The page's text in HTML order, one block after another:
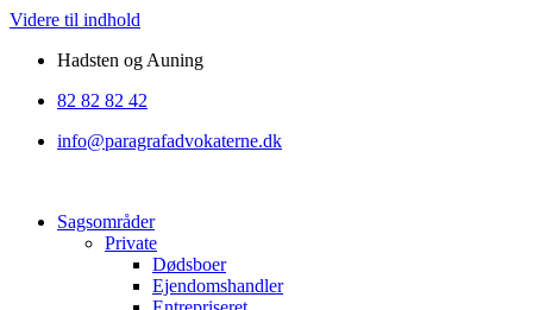
Videre til indhold
Hadsten og Auning
82 82 82 42
info@paragrafadvokaterne.dk
Sagsområder
Private
Dødsboer
Ejendomshandler